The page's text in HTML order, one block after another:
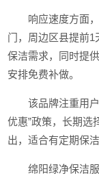
响应速度方面
门，周边区县提前1
保洁需求，同时提
安排免费补做。
该品牌注重用
优惠”政策，长期选
出，适合有定期保
绵阳绿净保洁